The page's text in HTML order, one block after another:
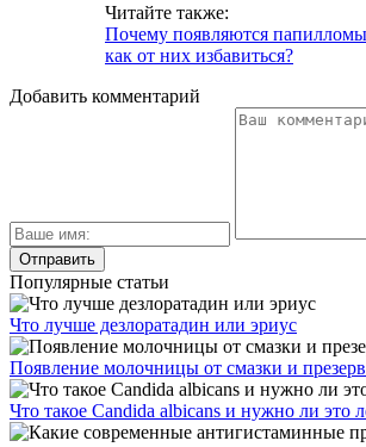
Читайте также:
Почему появляются
как от них избавиться?
Добавить комментарий
Популярные статьи
Что лучше дезлоратадин или эриус
Появление молочницы от смазки и
Что такое Candida albicans и нужно ли это